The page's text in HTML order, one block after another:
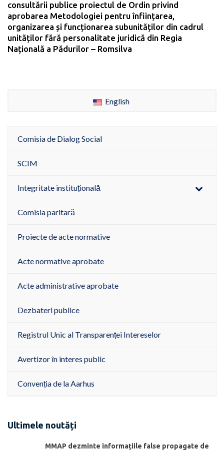
consultării publice proiectul de Ordin privind
aprobarea Metodologiei pentru înființarea,
organizarea și funcționarea subunităților din cadrul
unităților fără personalitate juridică din Regia
Națională a Pădurilor – Romsilva
English
Comisia de Dialog Social
SCIM
Integritate instituțională
Comisia paritară
Proiecte de acte normative
Acte normative aprobate
Acte administrative aprobate
Dezbateri publice
Registrul Unic al Transparenței Intereselor
Avertizor în interes public
Convenția de la Aarhus
Ultimele noutăți
MMAP dezminte informațiile false propagate de